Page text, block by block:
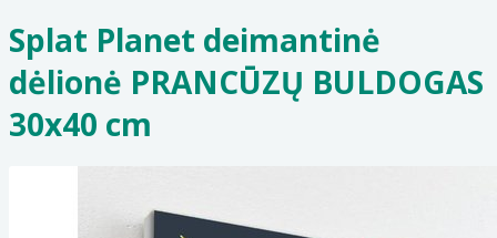
Splat Planet deimantinė
dėlionė PRANCŪZŲ BULDOGAS
30x40 cm